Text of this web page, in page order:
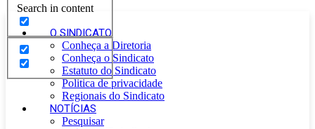
Search in content
O SINDICATO
Conheça a Diretoria
Conheça o Sindicato
Estatuto do Sindicato
Politica de privacidade
Regionais do Sindicato
NOTÍCIAS
Pesquisar